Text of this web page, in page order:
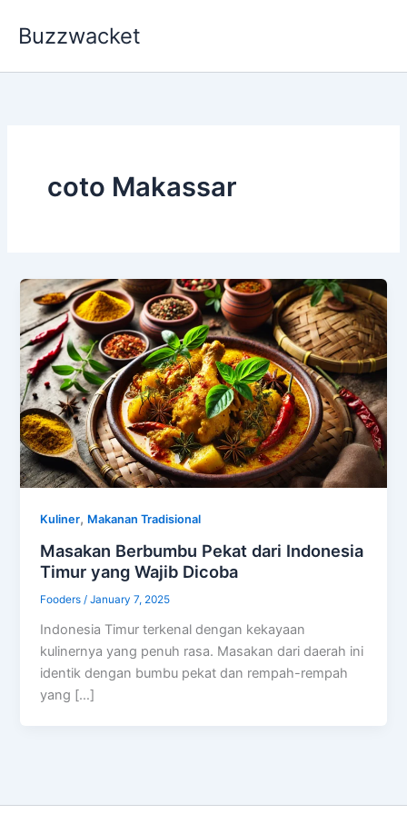
Buzzwacket
coto Makassar
Kuliner, Makanan Tradisional
Masakan Berbumbu Pekat dari Indonesia
Timur yang Wajib Dicoba
Fooders/January 7, 2025
Indonesia Timur terkenal dengan kekayaan
kulinernya yang penuh rasa. Masakan dari daerah ini
identik dengan bumbu pekat dan rempah-rempah
yang […]